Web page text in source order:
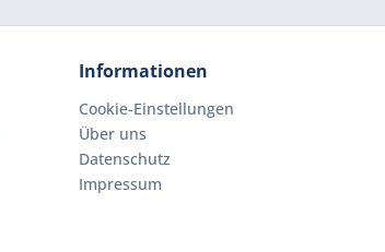
Informationen
Cookie-Einstellungen
Über uns
Datenschutz
Impressum